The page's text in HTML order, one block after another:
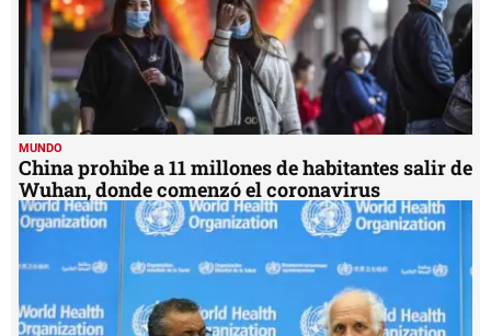
MUNDO
China prohibe a 11 millones de habitantes salir de
Wuhan, donde comenzó el coronavirus